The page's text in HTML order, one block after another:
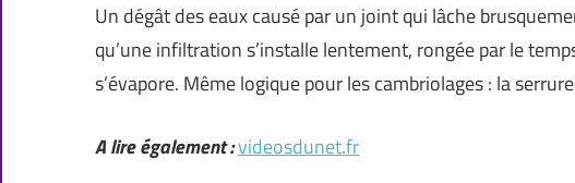
Un dégât des eaux causé par un joint qui lâche
qu’une infiltration s’installe lentement, rongée par le
s’évapore. Même logique pour les cambriolages : la
A lire également :videosdunet.fr